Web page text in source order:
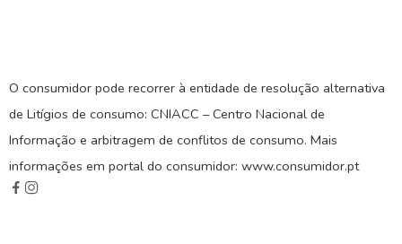
O consumidor pode recorrer à entidade de resolução alternativa
de Litígios de consumo: CNIACC – Centro Nacional de
Informação e arbitragem de conflitos de consumo. Mais
informações em portal do consumidor: www.consumidor.pt